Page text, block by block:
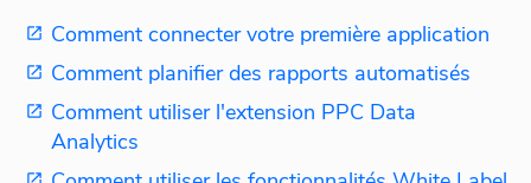
Comment connecter votre première application
Comment planifier des rapports automatisés
Comment utiliser l'extension PPC Data
Analytics